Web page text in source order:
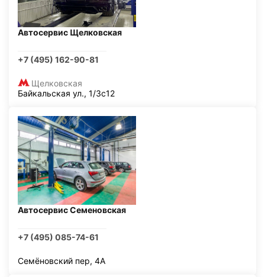
Автосервис Щелковская
+7 (495) 162-90-81
Щелковская
Байкальская ул., 1/3с12
Автосервис Семеновская
+7 (495) 085-74-61
Семёновский пер, 4А